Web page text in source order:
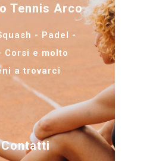
Tennis Arco
- Padel -
Corsi e molto
a trovarci
Contatti